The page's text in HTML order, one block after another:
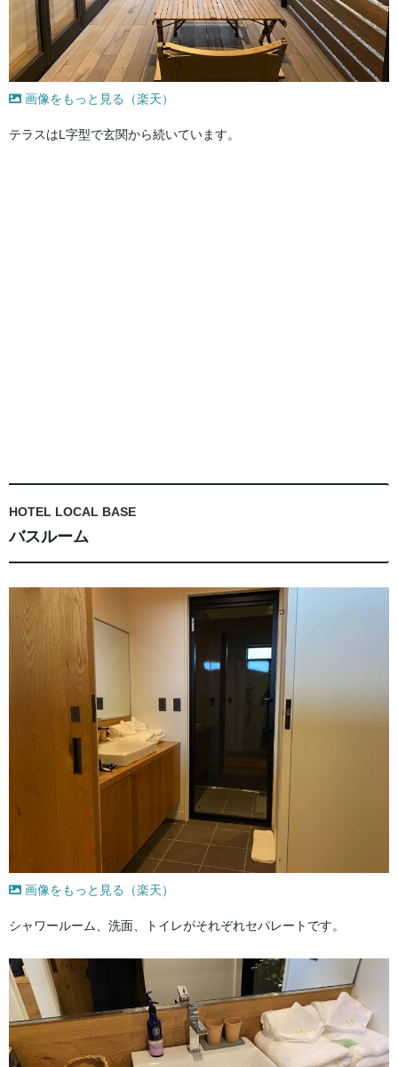
画像をもっと見る（楽天）
テラスはL字型で玄関から続いています。
HOTEL LOCAL BASE
バスルーム
画像をもっと見る（楽天）
シャワールーム、洗面、トイレがそれぞれセパレートです。